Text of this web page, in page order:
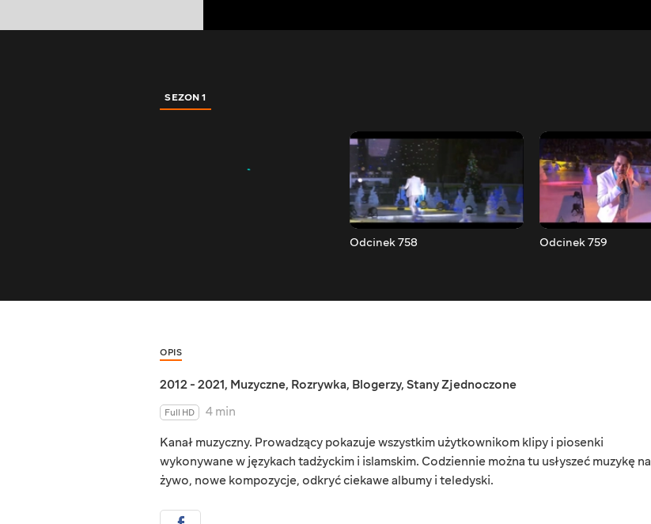
SEZON 1
Odcinek 758 Odcinek 759
OPIS
2012 - 2021, Muzyczne, Rozrywka, Blogerzy, Stany Zjednoczone
Full HD
4 min
Kanał muzyczny. Prowadzący pokazuje wszystkim użytkownikom klipy i piosenki
wykonywane w językach tadżyckim i islamskim. Codziennie można tu usłyszeć muzykę na
żywo, nowe kompozycje, odkryć ciekawe albumy i teledyski.